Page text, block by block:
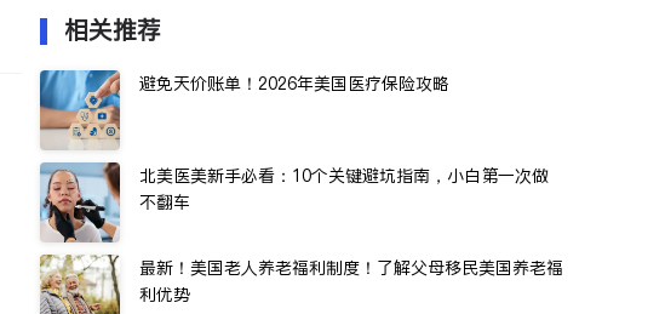
相关推荐
避免天价账单！2026年美国医疗保险攻略
北美医美新手必看：10个关键避坑指南，小白第一次做
不翻车
最新！美国老人养老福利制度！了解父母移民美国养老福
利优势